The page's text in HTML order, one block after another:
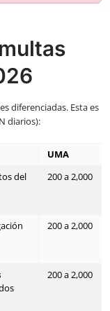
diferenciadas. Esta es
diarios):
UMA
del
200 a 2,000
200 a 2,000
200 a 2,000